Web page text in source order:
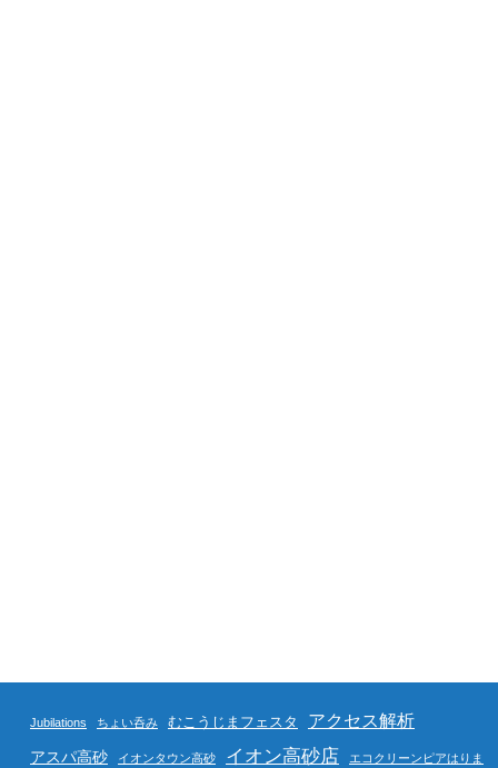
Jubilations ちょい呑み むこうじまフェスタ アクセス解析
アスパ高砂 イオンタウン高砂 イオン高砂店 エコクリーンピアはりま